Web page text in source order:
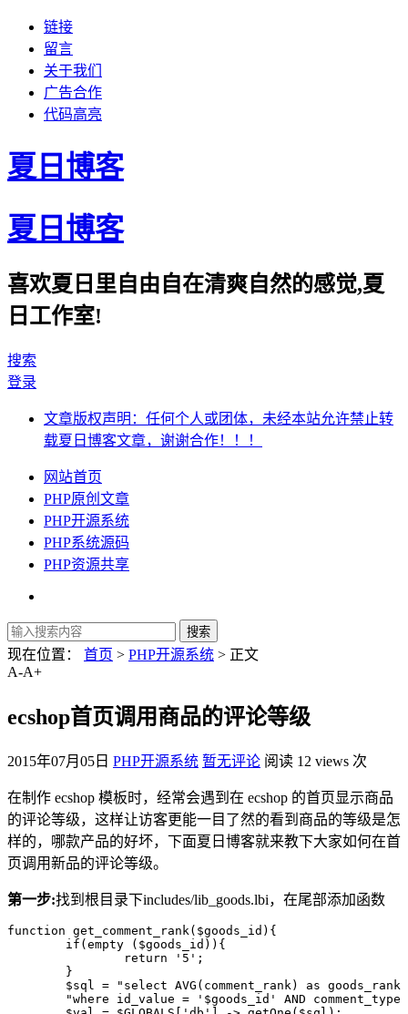
链接
留言
关于我们
广告合作
代码高亮
夏日博客
夏日博客
喜欢夏日里自由自在清爽自然的感觉,夏
日工作室!
搜索
登录
文章版权声明：任何个人或团体，未经本站允许禁止转
载夏日博客文章，谢谢合作！！！
网站首页
PHP原创文章
PHP开源系统
PHP系统源码
PHP资源共享
现在位置： 首页 > PHP开源系统 > 正文
A-A+
ecshop首页调用商品的评论等级
2015年07月05日 PHP开源系统 暂无评论 阅读 12 views 次
在制作 ecshop 模板时，经常会遇到在 ecshop 的首页显示商品
的评论等级，这样让访客更能一目了然的看到商品的等级是怎
样的，哪款产品的好坏，下面夏日博客就来教下大家如何在首
页调用新品的评论等级。
第一步:找到根目录下includes/lib_goods.lbi，在尾部添加函数
function get_comment_rank($goods_id){